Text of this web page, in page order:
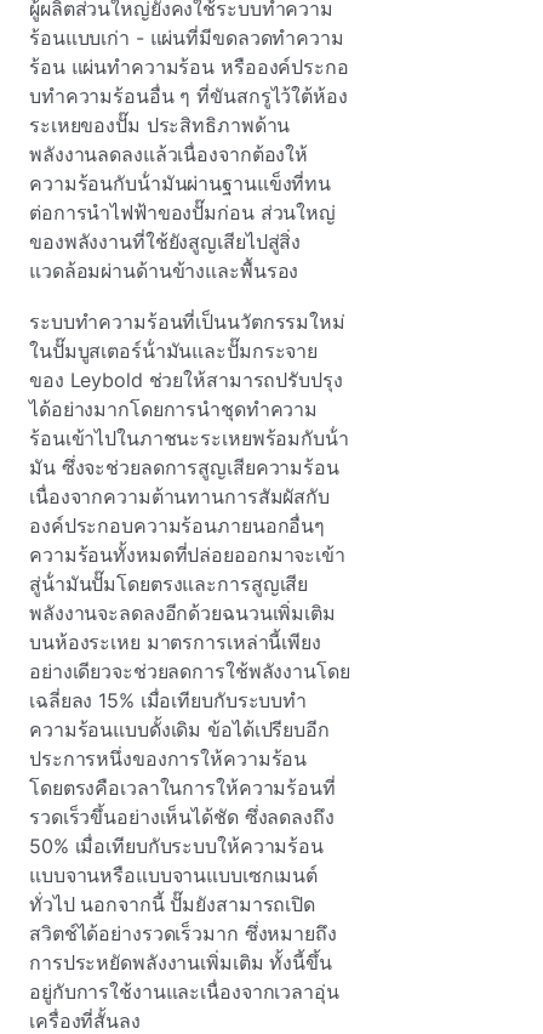
ผู้ผลิตส่วนใหญ่ยังคงใช้ระบบทําความ
ร้อนแบบเก่า - แผ่นที่มีขดลวดทําความ
ร้อน แผ่นทําความร้อน หรือองค์ประกอ
บทําความร้อนอื่น ๆ ที่ขันสกรูไว้ใต้ห้อง
ระเหยของปั๊ม ประสิทธิภาพด้าน
พลังงานลดลงแล้วเนื่องจากต้องให้
ความร้อนกับน้ํามันผ่านฐานแข็งที่ทน
ต่อการนําไฟฟ้าของปั๊มก่อน ส่วนใหญ่
ของพลังงานที่ใช้ยังสูญเสียไปสู่สิ่ง
แวดล้อมผ่านด้านข้างและพื้นรอง
ระบบทําความร้อนที่เป็นนวัตกรรมใหม่
ในปั๊มบูสเตอร์น้ํามันและปั๊มกระจาย
ของ Leybold ช่วยให้สามารถปรับปรุง
ได้อย่างมากโดยการนําชุดทําความ
ร้อนเข้าไปในภาชนะระเหยพร้อมกับน้ํา
มัน ซึ่งจะช่วยลดการสูญเสียความร้อน
เนื่องจากความต้านทานการสัมผัสกับ
องค์ประกอบความร้อนภายนอกอื่นๆ
ความร้อนทั้งหมดที่ปล่อยออกมาจะเข้า
สู่น้ํามันปั๊มโดยตรงและการสูญเสีย
พลังงานจะลดลงอีกด้วยฉนวนเพิ่มเติม
บนห้องระเหย มาตรการเหล่านี้เพียง
อย่างเดียวจะช่วยลดการใช้พลังงานโดย
เฉลี่ยลง 15% เมื่อเทียบกับระบบทํา
ความร้อนแบบดั้งเดิม ข้อได้เปรียบอีก
ประการหนึ่งของการให้ความร้อน
โดยตรงคือเวลาในการให้ความร้อนที่
รวดเร็วขึ้นอย่างเห็นได้ชัด ซึ่งลดลงถึง
50% เมื่อเทียบกับระบบให้ความร้อน
แบบจานหรือแบบจานแบบเซกเมนต์
ทั่วไป นอกจากนี้ ปั๊มยังสามารถเปิด
สวิตช์ได้อย่างรวดเร็วมาก ซึ่งหมายถึง
การประหยัดพลังงานเพิ่มเติม ทั้งนี้ขึ้น
อยู่กับการใช้งานและเนื่องจากเวลาอุ่น
เครื่องที่สั้นลง